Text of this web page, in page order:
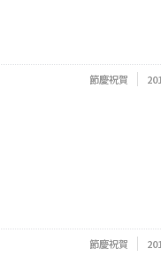
節慶祝賀
節慶祝賀